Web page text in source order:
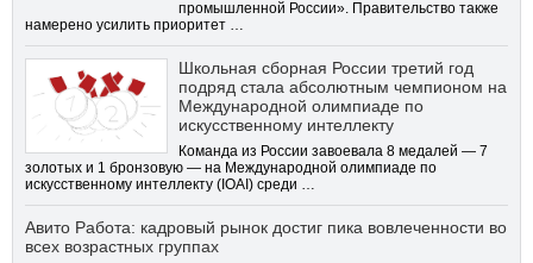
промышленной России». Правительство также
намерено усилить приоритет …
Школьная сборная России третий год
подряд стала абсолютным чемпионом на
Международной олимпиаде по
искусственному интеллекту
Команда из России завоевала 8 медалей — 7
золотых и 1 бронзовую — на Международной олимпиаде по
искусственному интеллекту (IOAI) среди …
Авито Работа: кадровый рынок достиг пика вовлеченности во
всех возрастных группах